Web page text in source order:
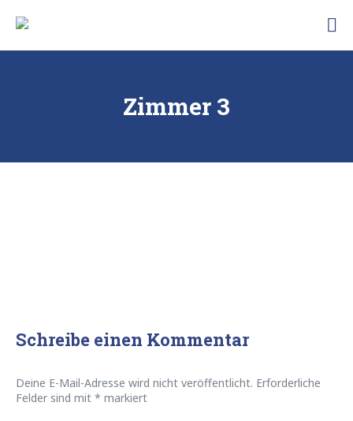
Traunbachhausl
Hotel
Garni
Zimmer 3
Schreibe einen Kommentar
Deine E-Mail-Adresse wird nicht veröffentlicht. Erforderliche
Felder sind mit * markiert